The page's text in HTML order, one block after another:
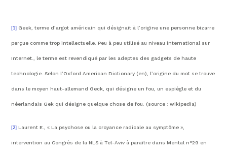
[1] Geek, terme d’argot américain qui désignait à l’origine une personne bizarre
perçue comme trop intellectuelle. Peu à peu utilisé au niveau international sur
Internet., le terme est revendiqué par les adeptes des gadgets de haute
technologie. Selon l’Oxford American Dictionary (en), l’origine du mot se trouve
dans le moyen haut-allemand Geck, qui désigne un fou, un espiègle et du
néerlandais Gek qui désigne quelque chose de fou. (source : wikipedia)
[2] Laurent E., « La psychose ou la croyance radicale au symptôme »,
intervention au Congrès de la NLS à Tel-Aviv à paraître dans Mental n°29 en